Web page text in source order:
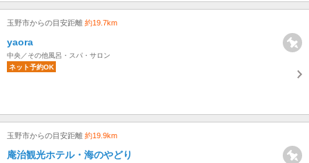
玉野市からの目安距離 約19.7km
yaora
中央／その他風呂・スパ・サロン
ネット予約OK
玉野市からの目安距離 約19.9km
庵治観光ホテル・海のやどり